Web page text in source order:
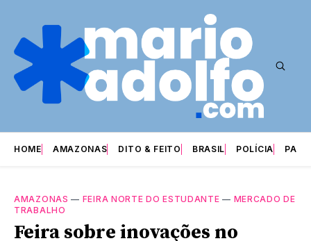
HOME AMAZONAS DITO & FEITO BRASIL POLÍCIA
AMAZONAS — FEIRA NORTE DO ESTUDANTE — MERCADO DE
TRABALHO
Feira sobre inovações no